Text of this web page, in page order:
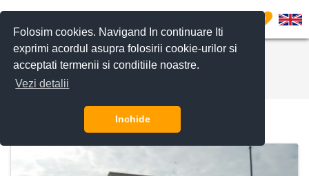
Folosim cookies. Navigand In continuare Iti
exprimi acordul asupra folosirii cookie-urilor si
acceptati termenii si conditiile noastre.
Vezi detalii
Inchide
0
Available Office Spaces
243 results found